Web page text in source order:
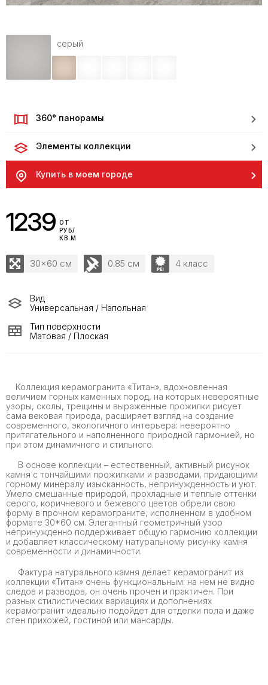
Коллекция керамогранита «Титан», вдохновленная
величием горных каменных пород, на которых невероятные
узоры, сколы, трещины и выраженные прожилки рисует
сама вековая природа, расширяет взгляд на создание
современного, экологичного интерьера: невероятно
притягательного и наполненного природной гармонией, но
при этом динамичного и стильного.
В основе коллекции – естественный, активный рисунок
камня с тончайшими прожилками и разводами, придающими
горному минералу изысканность, непринужденность и уют.
Умело смешанные природой, прохладные и теплые оттенки
серого, коричневого и бежевого цветов обрели свою
форму в прочном керамограните, исполненном в удобном
формате 30*60 см. Элегантный геометричный узор
непринужденно поддерживает общую гармонию коллекции
и добавляет классическому натуральному рисунку камня
современности и динамичности.
Фактура натурального камня делает керамогранит из
коллекции «Титан» очень функциональным: на нем не видно
следов и разводов, он очень прочен и практичен. При
разных стилистических вариациях и дополнениях
керамогранит идеально подойдет для отделки пола и даже
стен прихожей, гостиной или мансарды.
серый
360° панорамы
Элементы коллекции
Купить в моем городе
1239 ОТ
РУБ/
КВ.М
30x60 см 0.85 см 4 класс
Вид
Универсальная / Напольная
Тип поверхности
Матовая / Плоская